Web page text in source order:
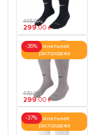
445.00 ₴
299.00 ₴
Финальная
распродажа
-36%
470.00 ₴
299.00 ₴
Финальная
распродажа
-37%